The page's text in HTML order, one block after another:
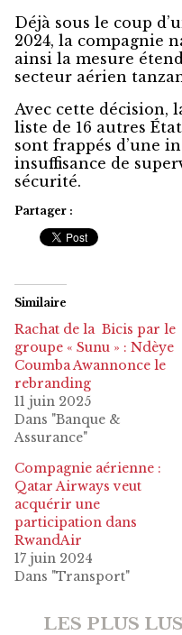
Déjà sous le coup
2024, la compagnie
ainsi la mesure
secteur aérien
Avec cette décision,
liste de 16 autres
sont frappés d’une
insuffisance de
sécurité.
Partager :
Similaire
Rachat de la Bicis par le
groupe « Sunu » : Ndèye
Coumba Awannonce le
rebranding
11 juin 2025
Dans "Banque &
Assurance"
Compagnie aérienne :
Qatar Airways veut
acquérir une
participation dans
RwandAir
17 juin 2024
Dans "Transport"
LES PLUS